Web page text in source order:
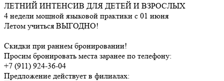
ЛЕТНИЙ ИНТЕНСИВ ДЛЯ ДЕТЕЙ И ВЗРОСЛЫХ
4 недели мощной языковой практики с 01 июня
Летом учиться ВЫГОДНО!
Скидки при раннем бронировании!
Просим бронировать места заранее по телефону:
+7 (911) 924-36-04
Предложение действует в филиалах: